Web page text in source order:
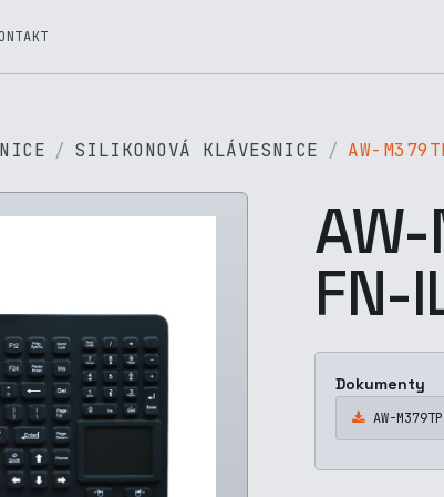
SILIKONOVÁ KLÁVESNICE AW-
FN-
Dokumenty
AW-